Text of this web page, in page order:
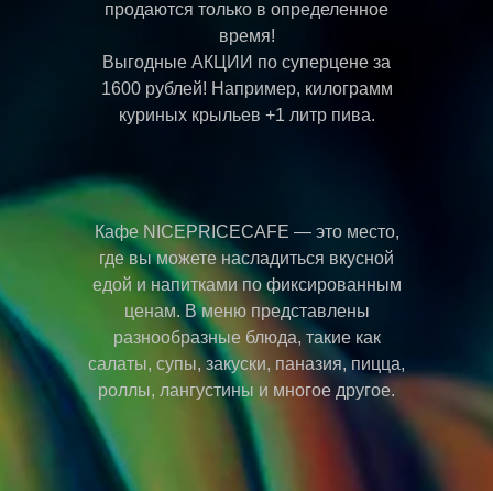
продаются только в определенное
время!
Выгодные АКЦИИ по суперцене за
1600 рублей! Например, килограмм
куриных крыльев +1 литр пива.
Кафе NICEPRICECAFE — это место,
где вы можете насладиться вкусной
едой и напитками по фиксированным
ценам. В меню представлены
разнообразные блюда, такие как
салаты, супы, закуски, паназия, пицца,
роллы, лангустины и многое другое.